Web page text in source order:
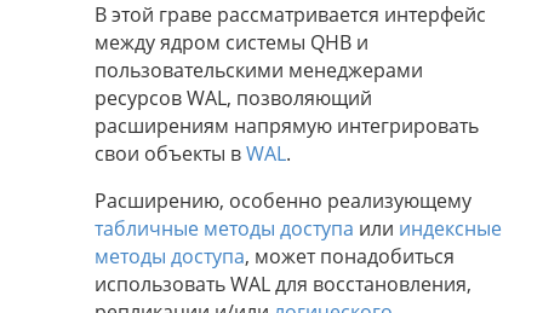
В этой граве рассматривается интерфейс
между ядром системы QHB и
пользовательскими менеджерами
ресурсов WAL, позволяющий
расширениям напрямую интегрировать
свои объекты вWAL.
Расширению, особенно реализующему
табличные методы доступа или индексные
методы доступа, может понадобиться
использовать WAL для восстановления,